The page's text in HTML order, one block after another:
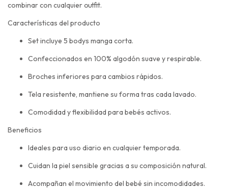
combinar con cualquier outfit.
Características del producto
Set incluye 5 bodys manga corta.
Confeccionados en 100% algodón suave y respirable.
Broches inferiores para cambios rápidos.
Tela resistente, mantiene su forma tras cada lavado.
Comodidad y flexibilidad para bebés activos.
Beneficios
Ideales para uso diario en cualquier temporada.
Cuidan la piel sensible gracias a su composición natural.
Acompañan el movimiento del bebé sin incomodidades.